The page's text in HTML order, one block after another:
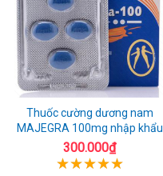
Thuốc cường dương nam
MAJEGRA 100mg nhập khẩu
chính hãng
300.000₫